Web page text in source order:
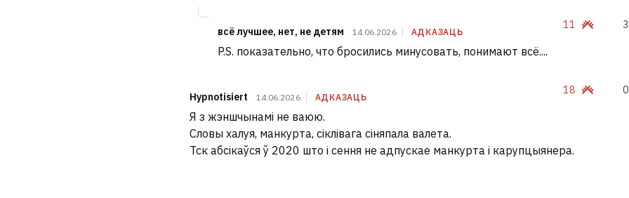
всё лучшее, нет, не детям 14.06.2026 АДКАЗАЦЬ
11 3
P.S. показательно, что бросились минусовать, понимают всё....
Hypnotisiert 14.06.2026 АДКАЗАЦЬ
18 0
Я з жэншчынамі не ваюю.
Словы халуя, манкурта, сіклівага сіняпала валета.
Тск абсікаўся ў 2020 што і сення не адпускае манкурта і карупцыянера.